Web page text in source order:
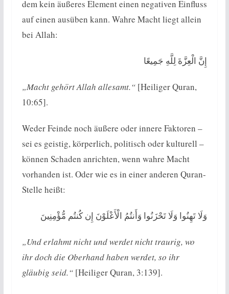
dem kein äußeres Element einen negativen Einfluss
auf einen ausüben kann. Wahre Macht liegt allein
bei Allah:
إِنَّ الْعِزَّةَ لِلَّهِ جَمِيعًا
„Macht gehört Allah allesamt.“[Heiliger Quran,
10:65].
Weder Feinde noch äußere oder innere Faktoren –
sei es geistig, körperlich, politisch oder kulturell –
können Schaden anrichten, wenn wahre Macht
vorhanden ist. Oder wie es in einer anderen Quran-
Stelle heißt:
وَلَا تَهِنُوا وَلَا تَحْزَنُوا وَأَنتُمُ الْأَعْلَوْنَ إِن كُنتُم مُّؤْمِنِينَ
„Und erlahmt nicht und werdet nicht traurig, wo
ihr doch die Oberhand haben werdet, so ihr
gläubig seid.“[Heiliger Quran, 3:139].